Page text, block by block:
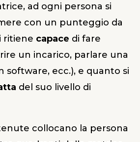
ad ogni persona si
con un punteggio da
ritiene capace di fare
un incarico, parlare una
software, ecc.), e quanto si
del suo livello di
collocano la persona